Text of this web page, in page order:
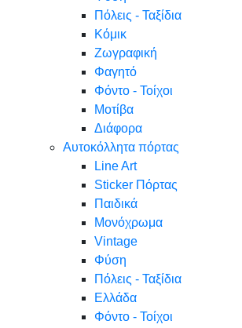
Πόλεις - Ταξίδια
Κόμικ
Ζωγραφική
Φαγητό
Φόντο - Τοίχοι
Μοτίβα
Διάφορα
Αυτοκόλλητα πόρτας
Line Art
Sticker Πόρτας
Παιδικά
Μονόχρωμα
Vintage
Φύση
Πόλεις - Ταξίδια
Ελλάδα
Φόντο - Τοίχοι